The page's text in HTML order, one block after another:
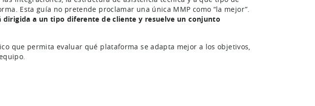
Esta guía no pretende proclamar una única MMP como “la mejor”.
a un tipo diferente de cliente y resuelve un conjunto
que permita evaluar qué plataforma se adapta mejor a los objetivos,